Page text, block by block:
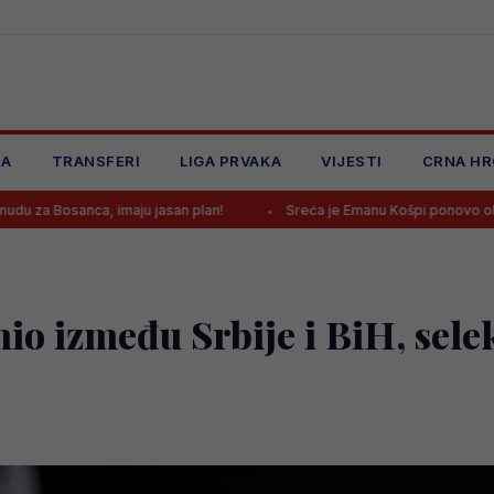
TRANSFERI LIGA PRVAKA VIJESTI CRNA
imaju jasan plan! Sreća je Emanu Košpi ponovo okrenula leđa
između Srbije i BiH,